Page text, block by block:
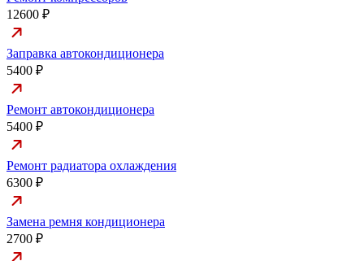
12600 ₽
Заправка автокондиционера
5400 ₽
Ремонт автокондиционера
5400 ₽
Ремонт радиатора охлаждения
6300 ₽
Замена ремня кондиционера
2700 ₽